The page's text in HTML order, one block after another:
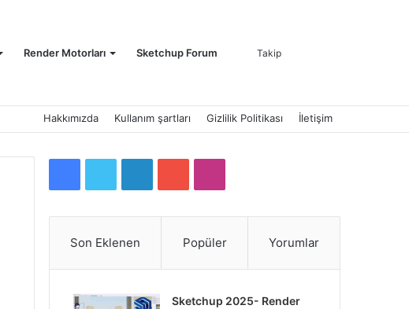
Render Motorları Sketchup Forum Takip
Hakkımızda Kullanım şartları Gizlilik Politikası İletişim
c
e
b
i
t
t
k
e
u
T
u
s
t
a
Son Eklenen Popüler Yorumlar
Sketchup 2025- Render